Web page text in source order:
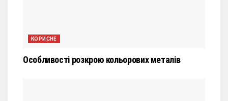
КОРИСНЕ
Особливості розкрою кольорових металів